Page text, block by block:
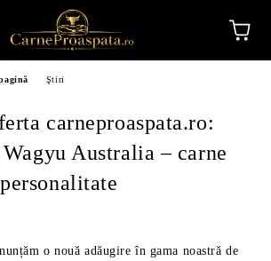
Ştiri
carneproaspata.ro:
Australia – carne
o nouă adăugire în gama noastră de